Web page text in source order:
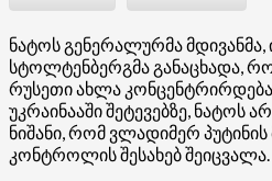
ნატოს გენერალურმა მდივანმა,
სტოლტენბერგმა განაცხადა,
რუსეთი ახლა
უკრაინააში შეტევებზე, ნატოს
ნიშანი, რომ ვლადიმერ პუტინის
კონტროლის შესახებ შეიცვალა.